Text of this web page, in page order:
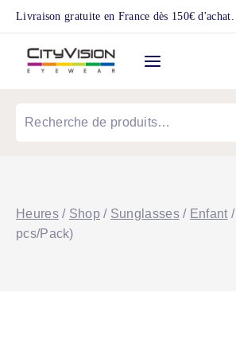
Skip
content
Livraison gratuite en France dès 150€ d'achat.
Heures / Shop / Sunglasses / Enfant /
pcs/Pack)